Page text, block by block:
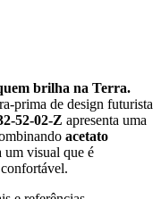
brilha na Terra.
prima de design futurista
52-02-Z apresenta uma
acetato
um visual que é